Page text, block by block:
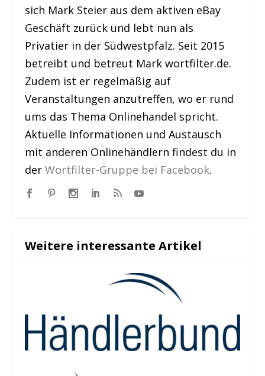
sich Mark Steier aus dem aktiven eBay
Geschäft zurück und lebt nun als
Privatier in der Südwestpfalz. Seit 2015
betreibt und betreut Mark wortfilter.de.
Zudem ist er regelmäßig auf
Veranstaltungen anzutreffen, wo er rund
ums das Thema Onlinehandel spricht.
Aktuelle Informationen und Austausch
mit anderen Onlinehändlern findest du in
derWortfilter-Gruppe bei Facebook.
Weitere interessante Artikel